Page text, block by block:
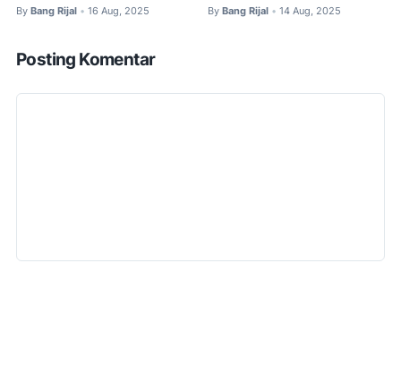
By Bang Rijal • 16 Aug, 2025 By Bang Rijal • 14 Aug, 2025
Posting Komentar